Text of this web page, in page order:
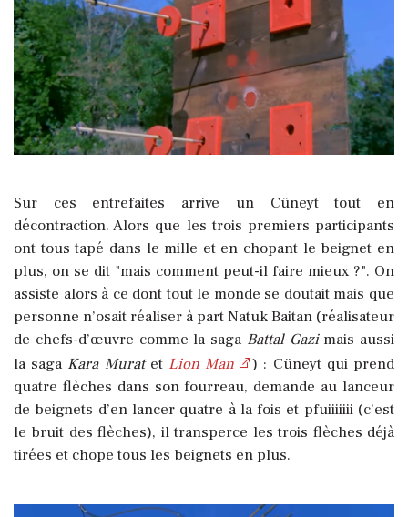
Sur ces entrefaites arrive un Cüneyt tout en
décontraction. Alors que les trois premiers participants
ont tous tapé dans le mille et en chopant le beignet en
plus, on se dit "mais comment peut-il faire mieux ?". On
assiste alors à ce dont tout le monde se doutait mais que
personne n’osait réaliser à part Natuk Baitan (réalisateur
de chefs-d’œuvre comme la saga Battal Gazi mais aussi
la saga Kara Muratet Lion Man
) : Cüneyt qui prend
quatre flèches dans son fourreau, demande au lanceur
de beignets d’en lancer quatre à la fois et pfuiiiiiii (c’est
le bruit des flèches), il transperce les trois flèches déjà
tirées et chope tous les beignets en plus.